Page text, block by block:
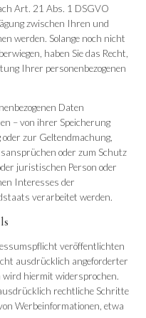
Art. 21 Abs. 1 DSGVO
zwischen Ihren und
werden. Solange noch nicht
haben Sie das Recht,
Ihrer personenbezogenen
Daten
– von ihrer Speicherung
zur Geltendmachung,
oder zum Schutz
juristischen Person oder
Interesses der
verarbeitet werden.
veröffentlichten
ausdrücklich angeforderter
hiermit widersprochen.
rechtliche Schritte
Werbeinformationen, etwa